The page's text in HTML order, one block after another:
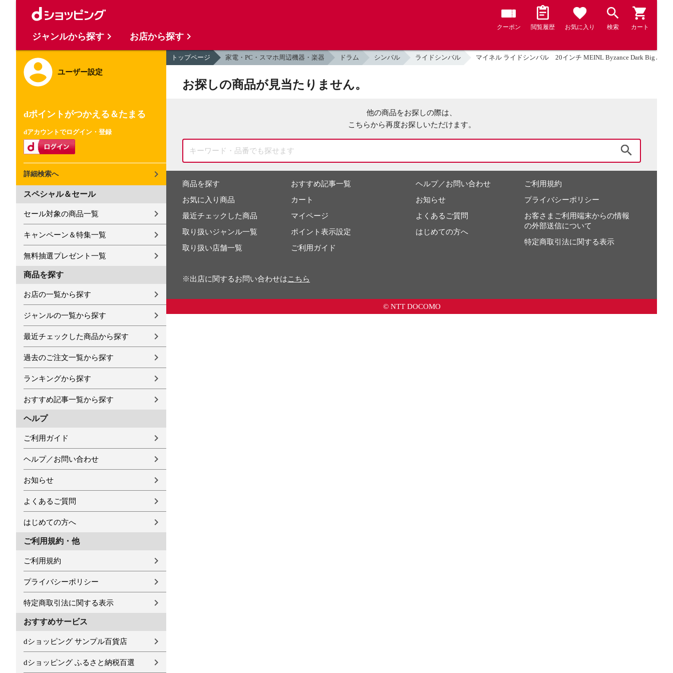
クーポン 閲覧履歴 お気に入り 検索 カート
ユーザー設定
dポイントがつかえる＆たまる
dアカウントでログイン・登録
詳細検索へ
スペシャル＆セール
セール対象の商品一覧
キャンペーン＆特集一覧
無料抽選プレゼント一覧
商品を探す
お店の一覧から探す
ジャンルの一覧から探す
最近チェックした商品から探す
過去のご注文一覧から探す
ランキングから探す
おすすめ記事一覧から探す
ヘルプ
ご利用ガイド
ヘルプ／お問い合わせ
お知らせ
よくあるご質問
はじめての方へ
ご利用規約・他
ご利用規約
プライバシーポリシー
特定商取引法に関する表示
おすすめサービス
dショッピング サンプル百貨店
dショッピング ふるさと納税百選
トップページ 家電・PC・スマホ周辺機器・楽器 ドラム シンバル ライドシンバル マイネル ライドシンバル 20インチ MEINL Byzance Dark Big
お探しの商品が見当たりません。
他の商品をお探しの際は、
こちらから再度お探しいただけます。
商品を探す
お気に入り商品
最近チェックした商品
取り扱いジャンル一覧
取り扱い店舗一覧
おすすめ記事一覧
カート
マイページ
ポイント表示設定
ご利用ガイド
ヘルプ／お問い合わせ
お知らせ
よくあるご質問
はじめての方へ
ご利用規約
プライバシーポリシー
お客さまご利用端末からの情報
の外部送信について
特定商取引法に関する表示
※出店に関するお問い合わせはこちら
© NTT DOCOMO
ジャンルから探す お店から探す